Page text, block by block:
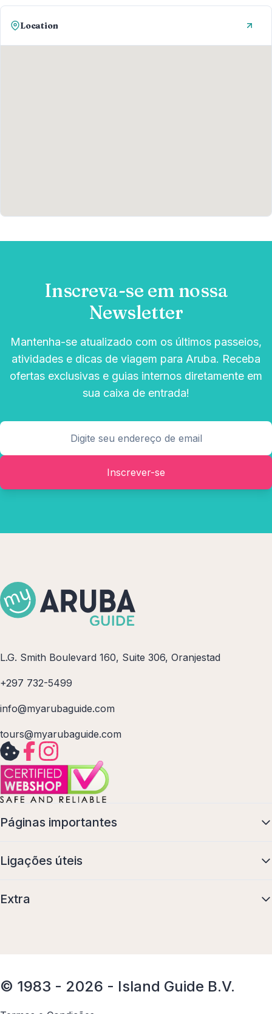
Location
Inscreva-se em nossa
Newsletter
Mantenha-se atualizado com os últimos passeios,
atividades e dicas de viagem para Aruba. Receba
ofertas exclusivas e guias internos diretamente em
sua caixa de entrada!
Inscrever-se
L.G. Smith Boulevard 160, Suite 306, Oranjestad
+297 732-5499
info@myarubaguide.com
tours@myarubaguide.com
Páginas importantes
Ligações úteis
Extra
© 1983 - 2026 - Island Guide B.V.